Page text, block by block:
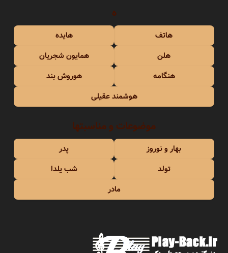
ه
هاتف
هایده
هلن
همایون شجریان
هنگامه
هوروش بند
هوشمند عقیلی
موضوعات و مناسبتها
بهار و نوروز
پدر
تولد
شب یلدا
مادر